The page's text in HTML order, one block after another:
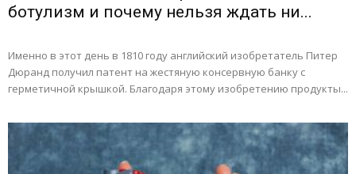
ботулизм и почему нельзя ждать ни...
Именно в этот день в 1810 году английский изобретатель Питер
Дюранд получил патент на жестяную консервную банку с
герметичной крышкой. Благодаря этому изобретению продукты...